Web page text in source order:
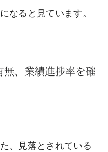
なると見ています。
、業績進捗率を確
、見落とされている